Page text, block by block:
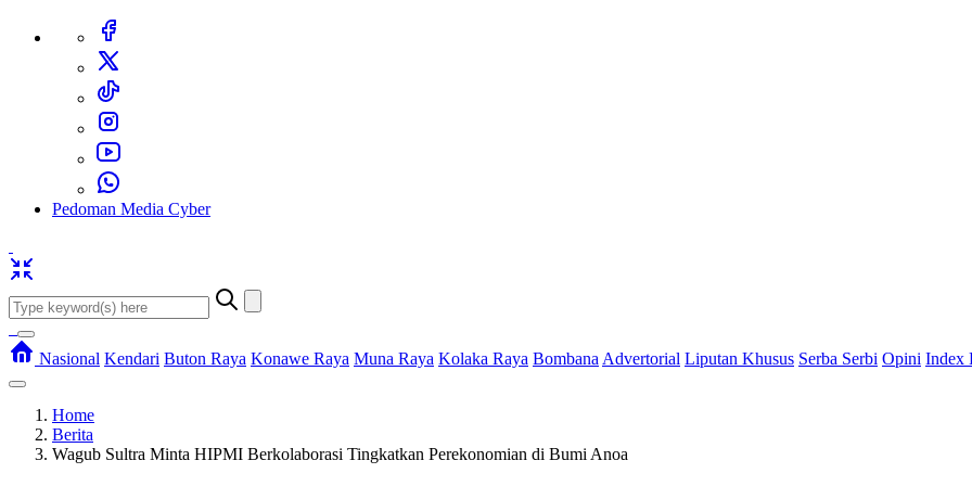
Pedoman Media Cyber
Nasional Kendari Buton Raya Konawe Raya Muna Raya Kolaka Raya Bombana Advertorial Liputan Khusus Serba Serbi Opini Index
Home
Berita
Wagub Sultra Minta HIPMI Berkolaborasi Tingkatkan Perekonomian di Bumi Anoa